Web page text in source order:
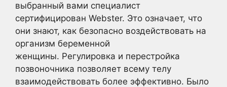
выбранный вами специалист
сертифицирован Webster. Это означает, что
они знают, как безопасно воздействовать на
организм беременной
женщины. Регулировка и перестройка
позвоночника позволяет всему телу
взаимодействовать более эффективно. Было